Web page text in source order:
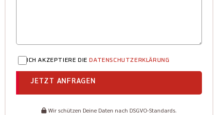
ICH AKZEPTIERE DIE DATENSCHUTZERKLÄRUNG
JETZT ANFRAGEN
Wir schützen Deine Daten nach DSGVO-Standards.